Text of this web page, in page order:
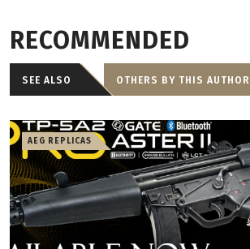
RECOMMENDED
SEE ALSO OTHERS BY THIS AUTHOR
AEG REPLICAS